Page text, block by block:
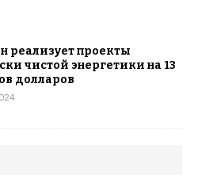
реализует проекты
чистой энергетики на 13
долларов